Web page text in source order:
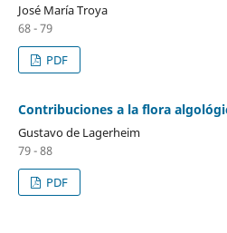
José María Troya
68 - 79
PDF
Contribuciones a la flora
Gustavo de Lagerheim
79 - 88
PDF